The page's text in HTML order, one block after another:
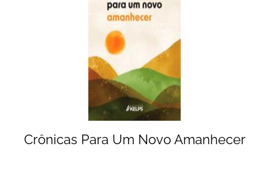
Crônicas Para Um Novo Amanhecer